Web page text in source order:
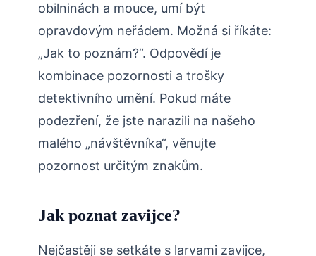
obilninách a mouce, umí být
opravdovým neřádem. Možná si říkáte:
„Jak to poznám?“. Odpovědí je
kombinace pozornosti a trošky
detektivního umění. Pokud máte
podezření, že jste narazili na našeho
malého „návštěvníka“, věnujte
pozornost určitým znakům.
Jak poznat zavijce?
Nejčastěji se setkáte s larvami zavijce,